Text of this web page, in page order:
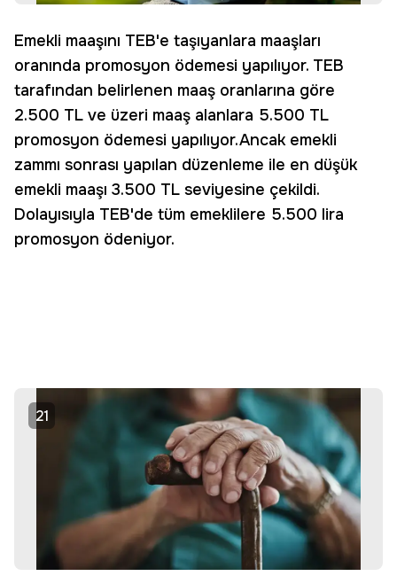
Emekli maaşını TEB'e taşıyanlara maaşları
oranında promosyon ödemesi yapılıyor. TEB
tarafından belirlenen maaş oranlarına göre
2.500 TL ve üzeri maaş alanlara 5.500 TL
promosyon ödemesi yapılıyor.Ancak emekli
zammı sonrası yapılan düzenleme ile en düşük
emekli maaşı 3.500 TL seviyesine çekildi.
Dolayısıyla TEB'de tüm emeklilere 5.500 lira
promosyon ödeniyor.
21